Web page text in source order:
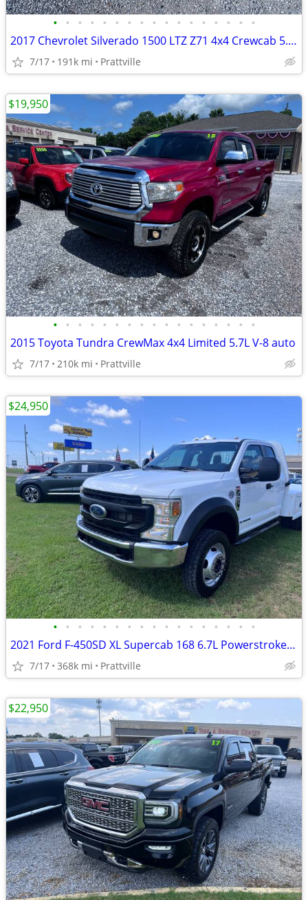
• • • • • • • • • • • • • • • • •
2017 Chevrolet Silverado 1500 LTZ Z71 4x4 Crewcab 5.3L V-8
7/17 191k mi Prattville
• • • • • • • • • • • • • • • • •
2015 Toyota Tundra CrewMax 4x4 Limited 5.7L V-8 auto
7/17 210k mi Prattville
$19,950
• • • • • • • • • • • • • • • • •
2021 Ford F-450SD XL Supercab 168 6.7L Powerstroke Turbo Diesel 4x4 au
7/17 368k mi Prattville
$24,950
$22,950